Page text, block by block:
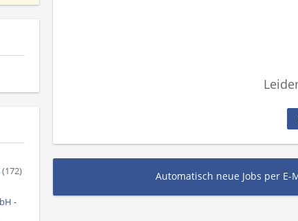
Automatisch neue Jobs per E-
(172)
-